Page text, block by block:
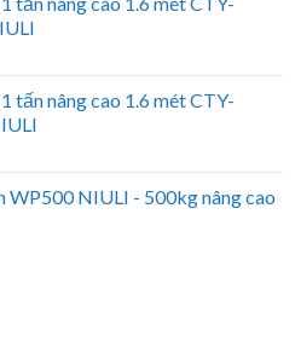
tấn nâng cao 1.6 mét CTY-
WP500 NIULI - 500kg nâng cao